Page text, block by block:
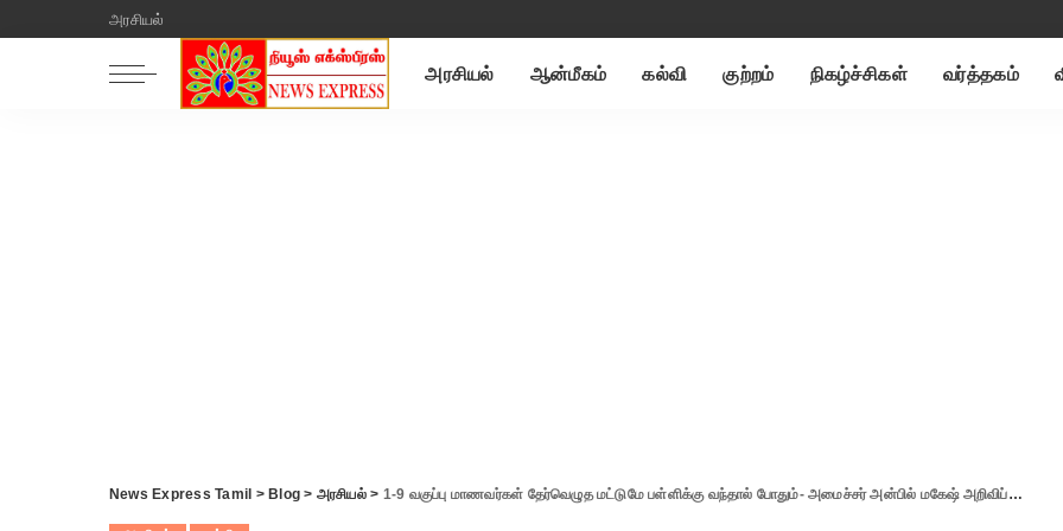
அரசியல்
அரசியல் ஆன்மீகம் கல்வி குற்றம் நிகழ்ச்சிகள் வர்த்தகம்
News Express Tamil > Blog > அரசியல்> 1-9 வகுப்பு மாணவர்கள் தேர்வெழுத மட்டுமே பள்ளிக்கு வந்தால் போதும்- அமைச்சர் அன்பில் மகேஷ் அறிவிப்பு.!!